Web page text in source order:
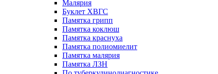
Малярия
Буклет ХВГС
Памятка грипп
Памятка коклюш
Памятка краснуха
Памятка полиомиелит
Памятка малярия
Памятка ЛЗН